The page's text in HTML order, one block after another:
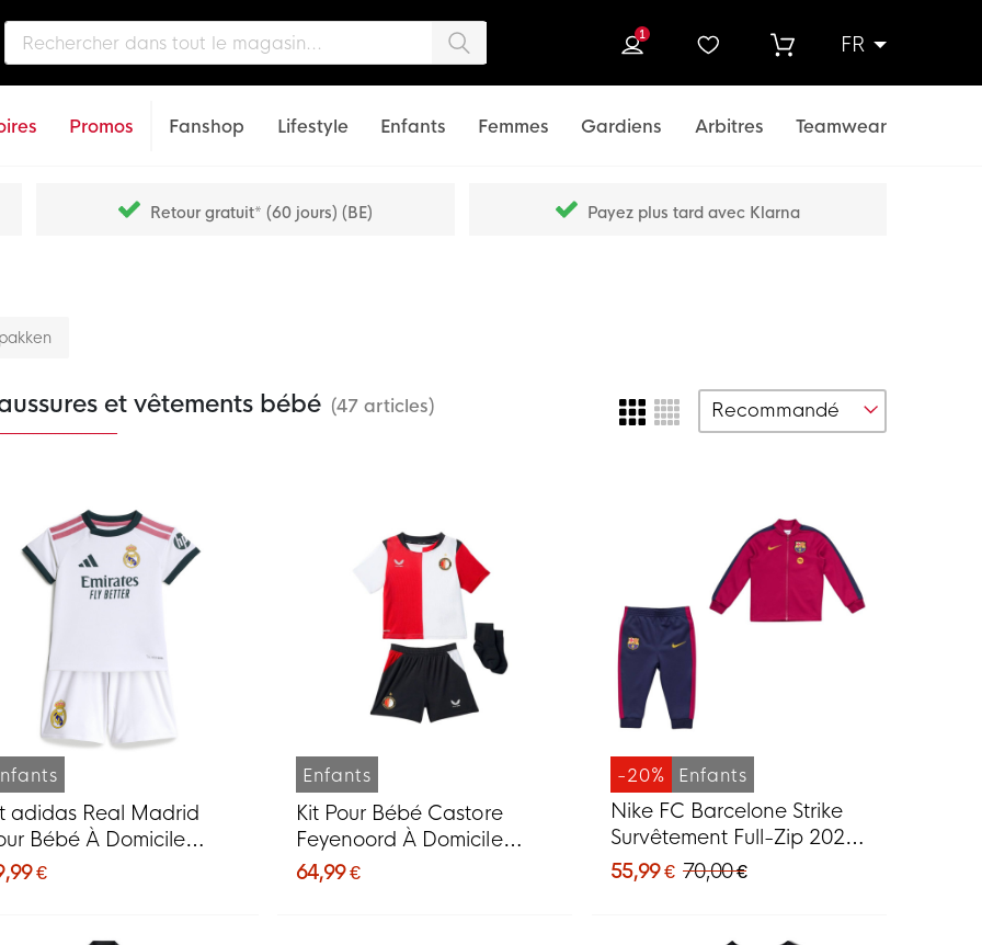
FR
1
Promos Fanshop Lifestyle Enfants Femmes Gardiens Arbitres Teamwear
Retour gratuit* (60 jours) (BE) Payez plus tard avec Klarna
et vêtements bébé (47 articles)
adidas Real Madrid
Bébé À Domicile
2027
€
Enfants
Kit Pour Bébé Castore
Feyenoord À Domicile
2026-2027
64,99 €
-20% Enfants
Nike FC Barcelone Strike
Survêtement Full-Zip 2026-
2027 Bébé Rouge Bleu
Foncé Jaune
55,99 € 70,00 €